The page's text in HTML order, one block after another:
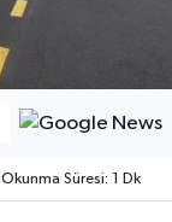
Okunma Süresi: 1 Dk